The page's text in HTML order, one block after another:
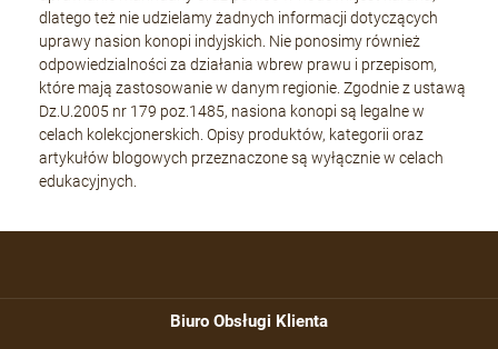
dlatego też nie udzielamy żadnych informacji dotyczących
uprawy nasion konopi indyjskich. Nie ponosimy również
odpowiedzialności za działania wbrew prawu i przepisom,
które mają zastosowanie w danym regionie. Zgodnie z ustawą
Dz.U.2005 nr 179 poz.1485, nasiona konopi są legalne w
celach kolekcjonerskich. Opisy produktów, kategorii oraz
artykułów blogowych przeznaczone są wyłącznie w celach
edukacyjnych.
Biuro Obsługi Klienta